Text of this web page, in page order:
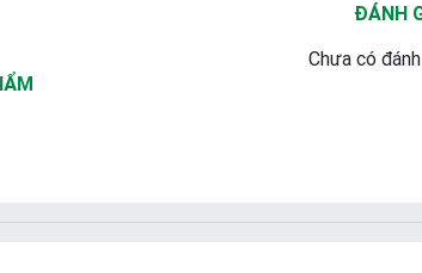
ĐÁNH
Chưa có